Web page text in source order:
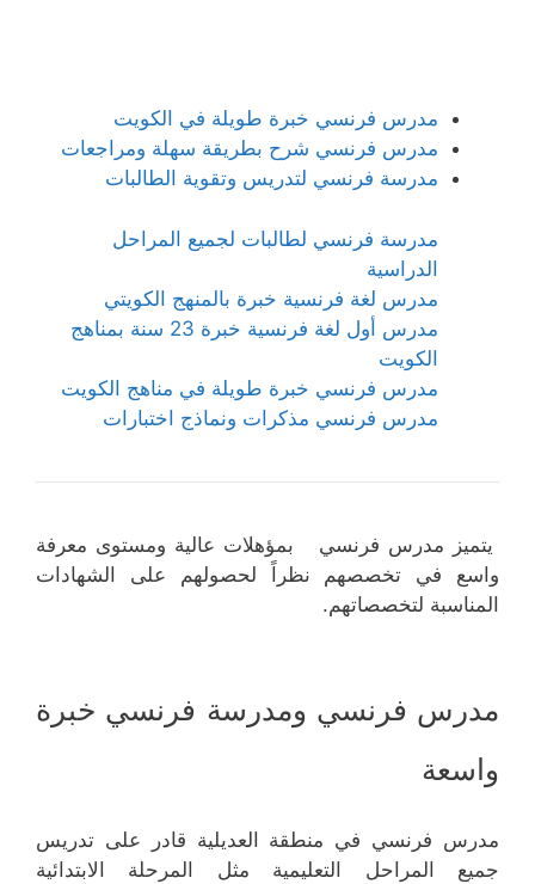
مدرس فرنسي خبرة طويلة في الكويت
مدرس فرنسي شرح بطريقة سهلة ومراجعات
مدرسة فرنسي لتدريس وتقوية الطالبات
مدرسة فرنسي لطالبات لجميع المراحل
الدراسية
مدرس لغة فرنسية خبرة بالمنهج الكويتي
مدرس أول لغة فرنسية خبرة 23 سنة بمناهج
الكويت
مدرس فرنسي خبرة طويلة في مناهج الكويت
مدرس فرنسي مذكرات ونماذج اختبارات
يتميز مدرس فرنسي بمؤهلات عالية ومستوى معرفة
واسع في تخصصهم نظراً لحصولهم على الشهادات
المناسبة لتخصصاتهم.
مدرس فرنسي ومدرسة فرنسي خبرة
واسعة
مدرس فرنسي في منطقة العديلية قادر على تدريس
جميع المراحل التعليمية مثل المرحلة الابتدائية